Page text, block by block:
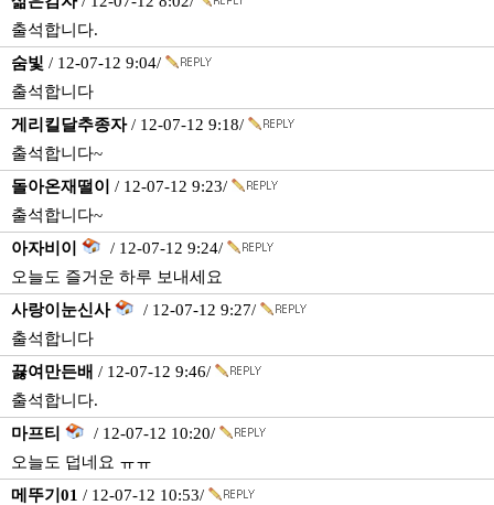
출석합니다.
숨빛 / 12-07-12 9:04/
출석합니다
게리킬달추종자/ 12-07-12 9:18/
출석합니다~
돌아온재떨이
/ 12-07-12 9:23/
출석합니다~
아자비이
/ 12-07-12 9:24/
오늘도 즐거운 하루 보내세요
사랑이눈신사
/ 12-07-12 9:27/
출석합니다
끓여만든배 / 12-07-12 9:46/
출석합니다.
마프티
/ 12-07-12 10:20/
오늘도 덥네요 ㅠㅠ
메뚜기01 / 12-07-12 10:53/